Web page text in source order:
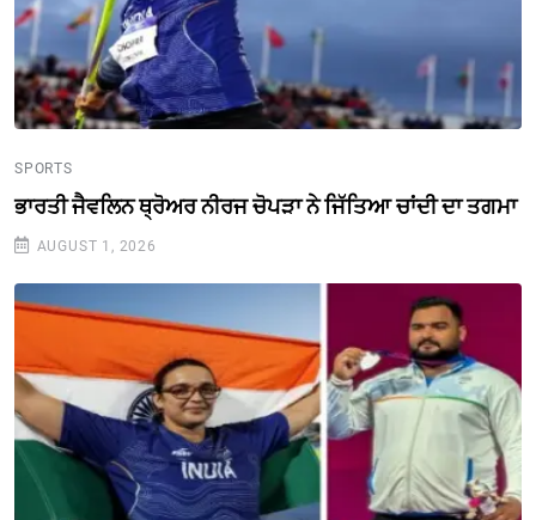
SPORTS
ਭਾਰਤੀ ਜੈਵਲਿਨ ਥ੍ਰੋਅਰ ਨੀਰਜ ਚੋਪੜਾ ਨੇ ਜਿੱਤਿਆ ਚਾਂਦੀ ਦਾ ਤਗਮਾ
AUGUST 1, 2026